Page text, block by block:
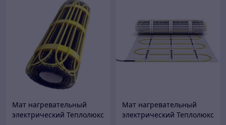
Мат нагревательный
электрический Теплолюкс
Мат нагревательный
электрический Теплолюкс